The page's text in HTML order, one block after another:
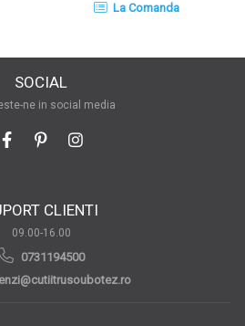
La Comanda
SOCIAL
ne in social media
CLIENTI
09.00-16.00
0731194500